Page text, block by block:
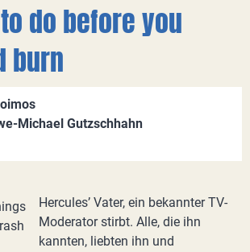
do before you
burn
Michael Gutzschhahn
Hercules’ Vater, ein bekannter TV-
Moderator stirbt. Alle, die ihn
kannten, liebten ihn und